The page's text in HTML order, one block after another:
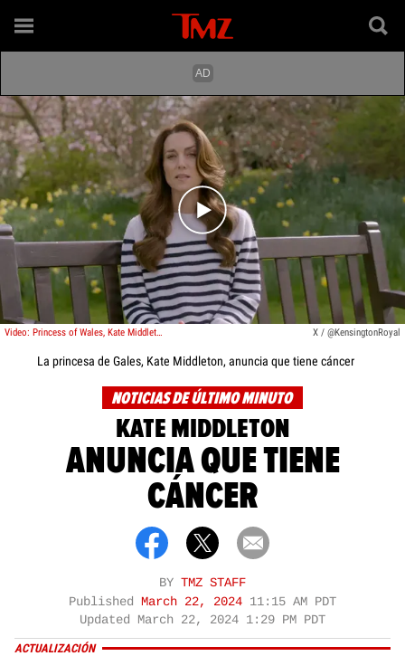
Play video content
Video: Princess of Wales, Kate Middleton, Announces Cancer Diagnosis X / @KensingtonRoyal
La princesa de Gales, Kate Middleton, anuncia que tiene cáncer
NOTICIAS DE ÚLTIMO MINUTO
KATE MIDDLETON
ANUNCIA QUE TIENE
CÁNCER
BY TMZ STAFF
Published
March 22, 2024 11:15 AM PDT
Updated
March 22, 2024 1:29 PM PDT
ACTUALIZACIÓN